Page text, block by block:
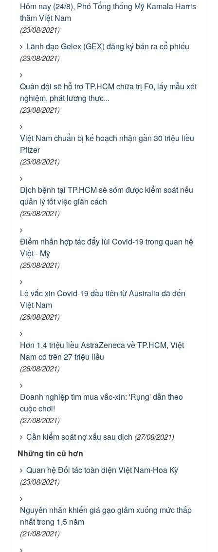
Hôm nay (24/8), Phó Tổng thống Mỹ Kamala Harris
thăm Việt Nam
(23/08/2021)
Lãnh đạo Gelex (GEX) đăng ký bán ra cổ phiếu
(23/08/2021)
Quân đội sẽ hỗ trợ TP.HCM chữa trị F0, lấy mẫu xét
nghiệm, phát lương thực...
(23/08/2021)
Việt Nam chuẩn bị kế hoạch nhận gần 30 triệu liều
Pfizer
(23/08/2021)
Dịch bệnh tại TP.HCM sẽ sớm được kiểm soát nếu
quản lý tốt việc giãn cách
(25/08/2021)
Điểm nhấn hợp tác đẩy lùi Covid-19 trong quan hệ
Việt - Mỹ
(25/08/2021)
Lô vắc xin Covid-19 đầu tiên từ Australia đã đến
Việt Nam
(26/08/2021)
Hơn 1,4 triệu liều AstraZeneca về TP.HCM, Việt
Nam có trên 27 triệu liều
(26/08/2021)
Doanh nghiệp tìm mua vắc-xin: 'Rụng' dần theo
cuộc chơi!
(27/08/2021)
Cần kiểm soát nợ xấu sau dịch (27/08/2021)
Những tin cũ hơn
Quan hệ Đối tác toàn diện Việt Nam-Hoa Kỳ
(23/08/2021)
Nguyên nhân khiến giá gạo giảm xuống mức thấp
nhất trong 1,5 năm
(21/08/2021)